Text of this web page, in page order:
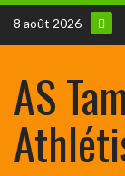
8 août 2026
AS